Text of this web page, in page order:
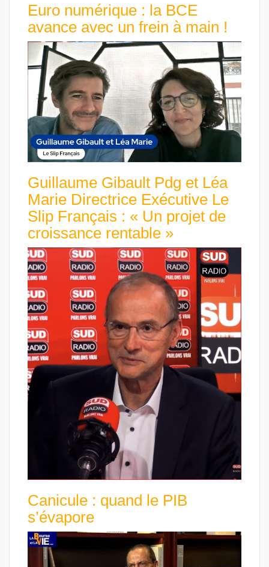
Euro numérique : la BCE
avance avec un frein à main !
Guillaume Gibault Pdg et Léa
Marie Directrice Exécutive Le
Slip Français : « Un projet de
croissance rentable »
Canicule : quand le PIB
s’évapore